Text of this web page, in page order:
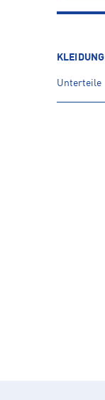
KLEIDUNG
Unterteile